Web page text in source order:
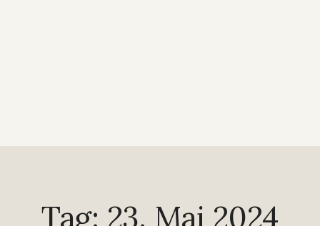
Tag: 23. Mai 2024